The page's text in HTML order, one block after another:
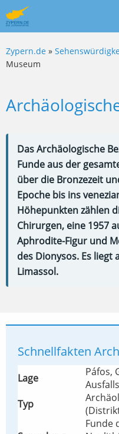
Zypern.de »
Museum
Das Archäologische
Funde aus der
über die Bronzezeit
Epoche bis ins
Höhepunkten zählen
Chirurgen, eine 1957
Aphrodite-Figur und
des Dionysos. Es liegt
Limassol.
Schnellfakten
Lage
Páfos,
Typ
Funde